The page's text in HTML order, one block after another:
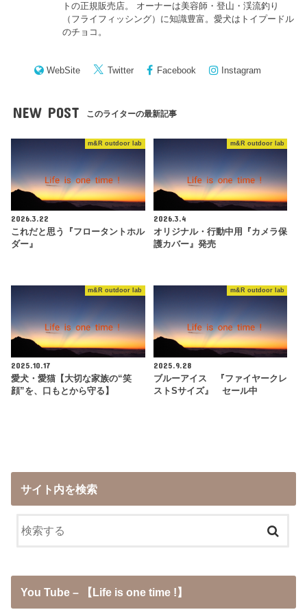
トの正規販売店。 オーナーは美容師・登山・渓流釣り
（フライフィッシング）に知識豊富。愛犬はトイプードル
のチョコ。
WebSite Twitter Facebook Instagram
NEW POST このライターの最新記事
m&R outdoor lab
2026.3.22
これだと思う『フロータントホル
ダー』
m&R outdoor lab
2026.3.4
オリジナル・行動中用『カメラ保
護カバー』発売
m&R outdoor lab
2025.10.17
愛犬・愛猫【大切な家族の“笑
顔”を、口もとから守る】
m&R outdoor lab
2025.9.28
ブルーアイス 『ファイヤークレ
ストSサイズ』 セール中
サイト内を検索
You Tube – 【Life is one time !】